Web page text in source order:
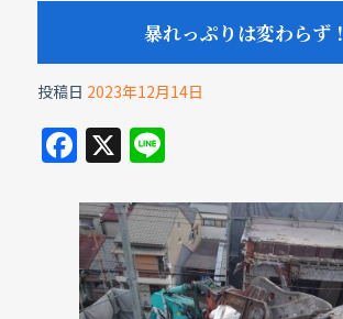
暴れっぷりは変わらず！
投稿日 2023年12月14日
F
a
c
e
b
X Li
e